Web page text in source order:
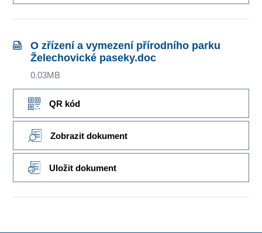
O zřízení a vymezení přírodního parku
Želechovické paseky.doc
0.03MB
QR kód
Zobrazit dokument
Uložit dokument